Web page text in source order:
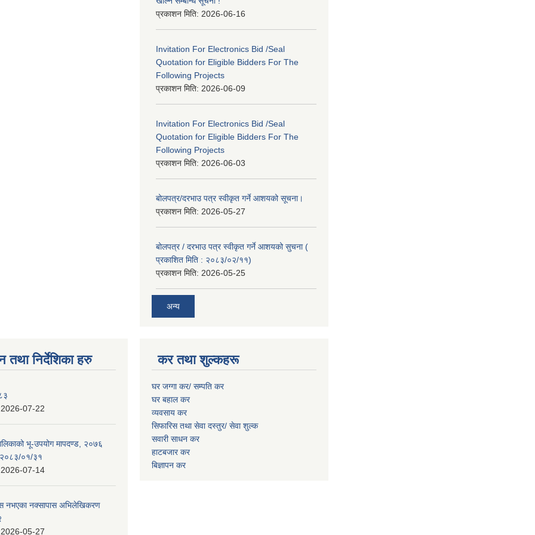
प्रकाशन मिति: 2026-06-16
Invitation For Electronics Bid /Seal
Quotation for Eligible Bidders For The
Following Projects
प्रकाशन मिति: 2026-06-09
Invitation For Electronics Bid /Seal
Quotation for Eligible Bidders For The
Following Projects
प्रकाशन मिति: 2026-06-03
बोलपत्र/दरभाउ पत्र स्वीकृत गर्ने आशयको सूचना।
प्रकाशन मिति: 2026-05-27
बोलपत्र / दरभाउ पत्र स्वीकृत गर्ने आशयको सुचना (
प्रकाशित मिति : २०८३/०२/११)
प्रकाशन मिति: 2026-05-25
अन्य
तथा निर्देशिका हरु
2026-07-22
भू-उपयोग मापदण्ड, २०७६
०१/३१
2026-07-14
नभएका नक्सापास अभिलेखिकरण
2026-05-27
कर तथा शुल्कहरू
घर जग्गा कर/ सम्पति कर
घर बहाल कर
व्यवसाय कर
सिफारिस तथा सेवा दस्तुर/ सेवा शुल्क
सवारी साधन कर
हाटबजार कर
बिज्ञापन कर